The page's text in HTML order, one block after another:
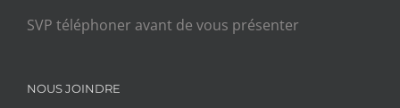
SVP téléphoner avant de vous présenter
NOUS JOINDRE